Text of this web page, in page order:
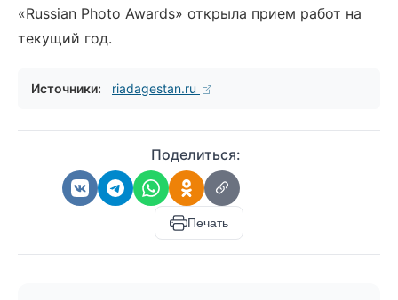
«Russian Photo Awards» открыла прием работ на
текущий год.
Источники: riadagestan.ru
Поделиться:
Печать